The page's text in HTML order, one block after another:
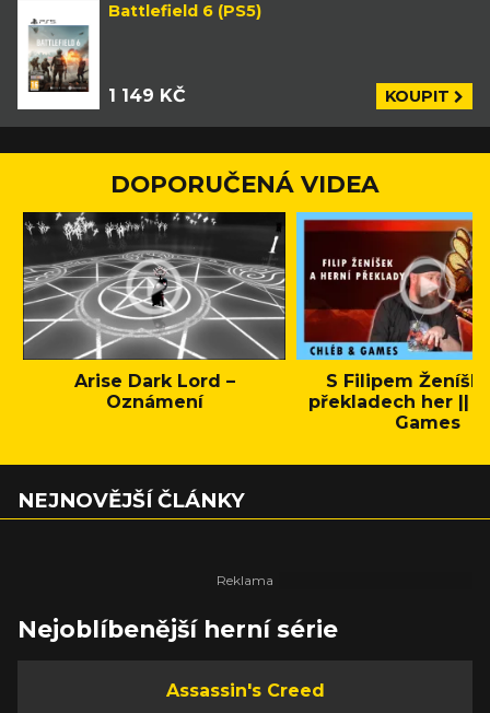
Battlefield 6 (PS5)
1 149 KČ KOUPIT
DOPORUČENÁ VIDEA
Arise Dark Lord –
Oznámení
S Filipem
překladech her ||
Games
NEJNOVĚJŠÍ ČLÁNKY
Nejoblíbenější herní série
Assassin's Creed